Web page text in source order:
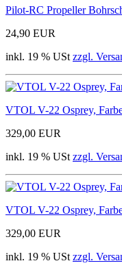
Pilot-RC Propeller
24,90 EUR
inkl. 19 % USt zzgl.
VTOL V-22 Osprey,
329,00 EUR
inkl. 19 % USt zzgl.
VTOL V-22 Osprey,
329,00 EUR
inkl. 19 % USt zzgl.